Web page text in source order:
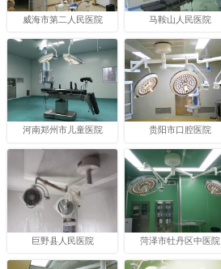
威海市第二人民医院 马鞍山人民医院
河南郑州市儿童医院 贵阳市口腔医院
巨野县人民医院 菏泽市牡丹区中医院